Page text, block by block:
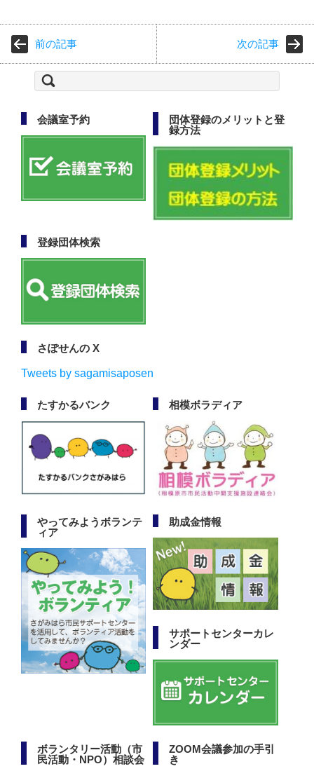
前の記事 次の記事
検
索:
会議室予約
団体登録のメリットと登
録方法
登録団体検索
さぽせんの X
Tweets by sagamisaposen
たすかるバンク 相模ボラディア
やってみようボランテ
ィア
助成金情報
サポートセンターカレ
ンダー
ボランタリー活動（市
民活動・NPO）相談会
ZOOM会議参加の手引
き